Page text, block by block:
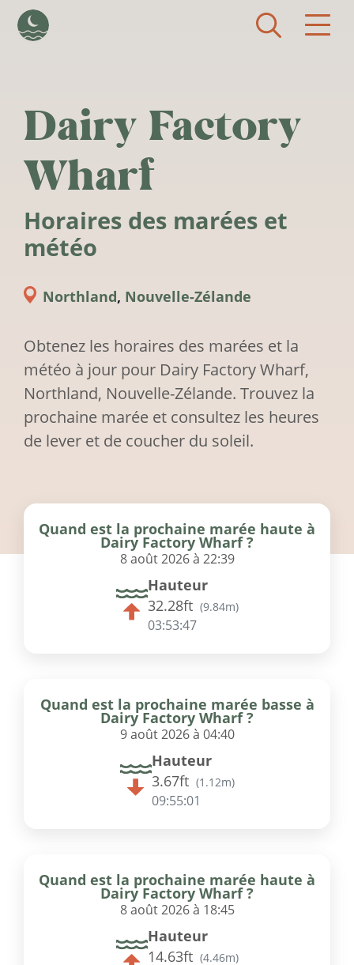
Dairy Factory
Wharf
Horaires des marées et
météo
Northland, Nouvelle-Zélande
Obtenez les horaires des marées et la
météo à jour pour Dairy Factory Wharf,
Northland, Nouvelle-Zélande. Trouvez la
prochaine marée et consultez les heures
de lever et de coucher du soleil.
Quand est la prochaine marée haute à
Dairy Factory Wharf ?
8 août 2026 à 22:39
Hauteur
32.28ft (9.84m)
03:53:47
Quand est la prochaine marée basse à
Dairy Factory Wharf ?
9 août 2026 à 04:40
Hauteur
3.67ft (1.12m)
09:55:01
Quand est la prochaine marée haute à
Dairy Factory Wharf ?
8 août 2026 à 18:45
Hauteur
14.63ft (4.46m)